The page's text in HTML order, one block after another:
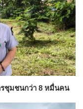
ชุมชนกว่า 8 หมื่นคน